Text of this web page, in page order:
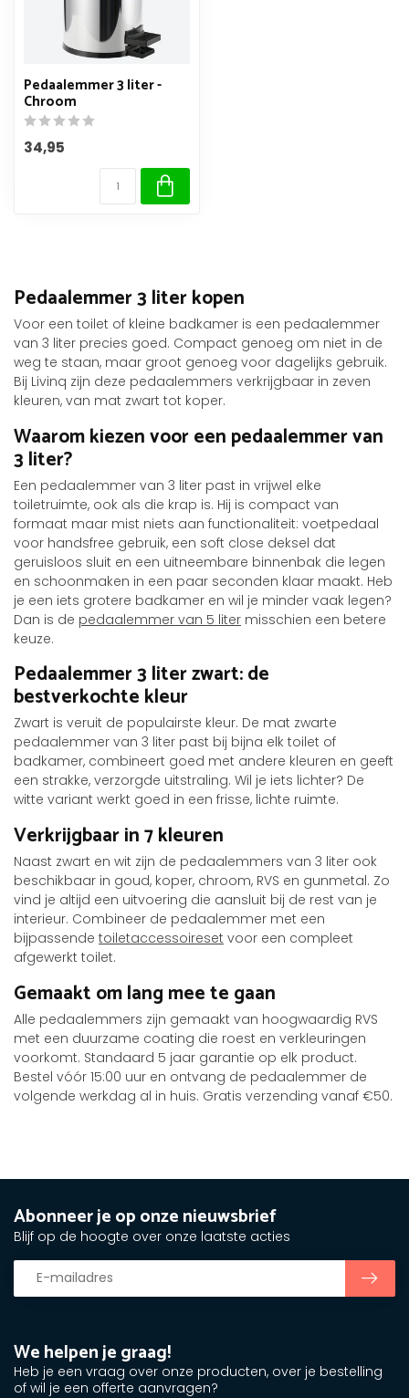
Pedaalemmer 3 liter -
Chroom
34,95
Pedaalemmer 3 liter kopen
Voor een toilet of kleine badkamer is een pedaalemmer
van 3 liter precies goed. Compact genoeg om niet in de
weg te staan, maar groot genoeg voor dagelijks gebruik.
Bij Livinq zijn deze pedaalemmers verkrijgbaar in zeven
kleuren, van mat zwart tot koper.
Waarom kiezen voor een pedaalemmer van
3 liter?
Een pedaalemmer van 3 liter past in vrijwel elke
toiletruimte, ook als die krap is. Hij is compact van
formaat maar mist niets aan functionaliteit: voetpedaal
voor handsfree gebruik, een soft close deksel dat
geruisloos sluit en een uitneembare binnenbak die legen
en schoonmaken in een paar seconden klaar maakt. Heb
je een iets grotere badkamer en wil je minder vaak legen?
Dan is de pedaalemmer van 5 liter misschien een betere
keuze.
Pedaalemmer 3 liter zwart: de
bestverkochte kleur
Zwart is veruit de populairste kleur. De mat zwarte
pedaalemmer van 3 liter past bij bijna elk toilet of
badkamer, combineert goed met andere kleuren en geeft
een strakke, verzorgde uitstraling. Wil je iets lichter? De
witte variant werkt goed in een frisse, lichte ruimte.
Verkrijgbaar in 7 kleuren
Naast zwart en wit zijn de pedaalemmers van 3 liter ook
beschikbaar in goud, koper, chroom, RVS en gunmetal. Zo
vind je altijd een uitvoering die aansluit bij de rest van je
interieur. Combineer de pedaalemmer met een
bijpassende toiletaccessoireset voor een compleet
afgewerkt toilet.
Gemaakt om lang mee te gaan
Alle pedaalemmers zijn gemaakt van hoogwaardig RVS
met een duurzame coating die roest en verkleuringen
voorkomt. Standaard 5 jaar garantie op elk product.
Bestel vóór 15:00 uur en ontvang de pedaalemmer de
volgende werkdag al in huis. Gratis verzending vanaf €50.
We helpen je graag!
Heb je een vraag over onze producten, over je bestelling
of wil je een offerte aanvragen?
Abonneer je op onze nieuwsbrief
Blijf op de hoogte over onze laatste acties